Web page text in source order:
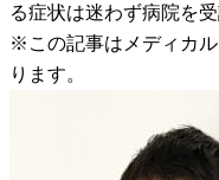
る症状は迷わず病院を
※この記事はメディカ
ります。